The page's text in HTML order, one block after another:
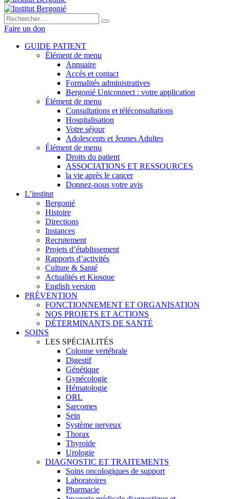
Rechercher :
Faire un don
GUIDE PATIENT
Élément de menu
Annuaire
Accès et contact
Formalités administratives
Bergonié Uniconnect : votre application
Élément de menu
Consultations et téléconsultations
Hospitalisation
Votre séjour
Adolescents et Jeunes Adultes
Élément de menu
Droits du patient
ASSOCIATIONS ET RESSOURCES
la vie après le cancer
Donnez-nous votre avis
L’institut
Bergonié
Histoire
Directions
Instances
Recrutement
Projets d’établissement
Rapports d’activités
Culture & Santé
Actualités et Kiosque
English version
PRÉVENTION
FONCTIONNEMENT ET ORGANISATION
NOS PROJETS ET ACTIONS
DÉTERMINANTS DE SANTÉ
SOINS
LES SPÉCIALITÉS
Colonne vertébrale
Digestif
Génétique
Gynécologie
Hématologie
ORL
Sarcomes
Sein
Système nerveux
Thorax
Thyroïde
Urologie
DIAGNOSTIC ET TRAITEMENTS
Soins oncologiques de support
Laboratoires
Pharmacie